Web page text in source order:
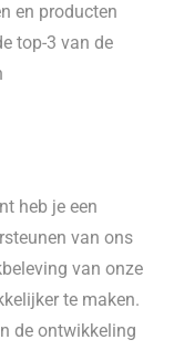
en producten
top-3 van de
heb je een
van ons
van onze
te maken.
de ontwikkeling